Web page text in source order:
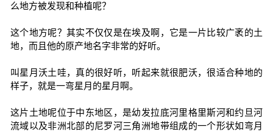
么地方被发现和种植呢？
这个地方呢？其实不仅仅是在埃及啊，它是一片比较广袤的土
地，而且他的原产地名字非常的好听。
叫星月沃土哇，真的很好听，听起来就很肥沃，很适合种地的
样子，就是一弯星月的星月啊。
这片土地呢位于中东地区，是幼发拉底河里格里斯河和约旦河
流域以及非洲北部的尼罗河三角洲地带组成的一个形状如弯月